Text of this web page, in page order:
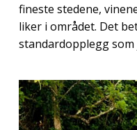
fineste stedene,
liker i området. Det
standardopplegg som